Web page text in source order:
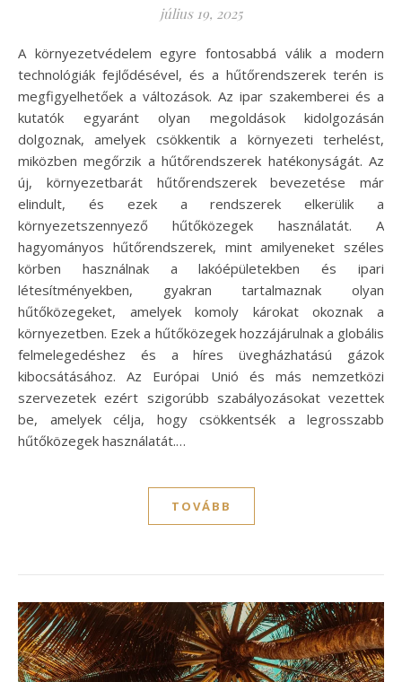
július 19, 2025
A környezetvédelem egyre fontosabbá válik a modern
technológiák fejlődésével, és a hűtőrendszerek terén is
megfigyelhetőek a változások. Az ipar szakemberei és a
kutatók egyaránt olyan megoldások kidolgozásán
dolgoznak, amelyek csökkentik a környezeti terhelést,
miközben megőrzik a hűtőrendszerek hatékonyságát. Az
új, környezetbarát hűtőrendszerek bevezetése már
elindult, és ezek a rendszerek elkerülik a
környezetszennyező hűtőközegek használatát. A
hagyományos hűtőrendszerek, mint amilyeneket széles
körben használnak a lakóépületekben és ipari
létesítményekben, gyakran tartalmaznak olyan
hűtőközegeket, amelyek komoly károkat okoznak a
környezetben. Ezek a hűtőközegek hozzájárulnak a globális
felmelegedéshez és a híres üvegházhatású gázok
kibocsátásához. Az Európai Unió és más nemzetközi
szervezetek ezért szigorúbb szabályozásokat vezettek
be, amelyek célja, hogy csökkentsék a legrosszabb
hűtőközegek használatát.…
TOVÁBB